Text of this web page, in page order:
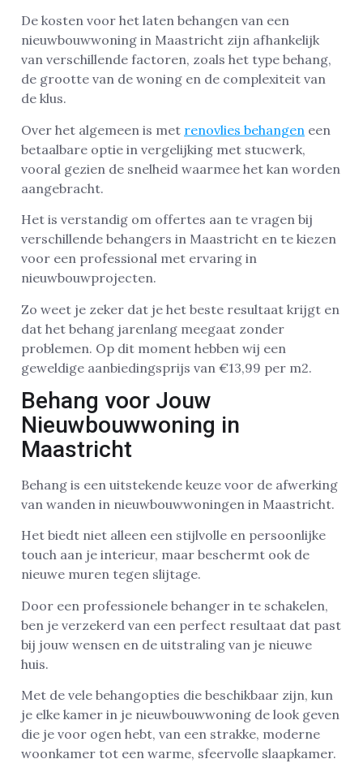
De kosten voor het laten behangen van een
nieuwbouwwoning in Maastricht zijn afhankelijk
van verschillende factoren, zoals het type behang,
de grootte van de woning en de complexiteit van
de klus.
Over het algemeen is met renovlies behangen een
betaalbare optie in vergelijking met stucwerk,
vooral gezien de snelheid waarmee het kan worden
aangebracht.
Het is verstandig om offertes aan te vragen bij
verschillende behangers in Maastricht en te kiezen
voor een professional met ervaring in
nieuwbouwprojecten.
Zo weet je zeker dat je het beste resultaat krijgt en
dat het behang jarenlang meegaat zonder
problemen. Op dit moment hebben wij een
geweldige aanbiedingsprijs van €13,99 per m2.
Behang voor Jouw
Nieuwbouwwoning in
Maastricht
Behang is een uitstekende keuze voor de afwerking
van wanden in nieuwbouwwoningen in Maastricht.
Het biedt niet alleen een stijlvolle en persoonlijke
touch aan je interieur, maar beschermt ook de
nieuwe muren tegen slijtage.
Door een professionele behanger in te schakelen,
ben je verzekerd van een perfect resultaat dat past
bij jouw wensen en de uitstraling van je nieuwe
huis.
Met de vele behangopties die beschikbaar zijn, kun
je elke kamer in je nieuwbouwwoning de look geven
die je voor ogen hebt, van een strakke, moderne
woonkamer tot een warme, sfeervolle slaapkamer.